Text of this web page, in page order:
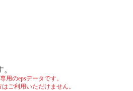
用のepsデータです。
ご利用いただけません。